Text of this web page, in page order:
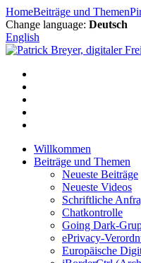
Zum
Inhalt
springen
HomeBeiträge und Themen
Change language: Deutsch
English
Willkommen
Beiträge und Themen
Neueste Beiträge
Neueste Videos
Schriftliche
Chatkontrolle
Going Dark-
ePrivacy-
Europäische